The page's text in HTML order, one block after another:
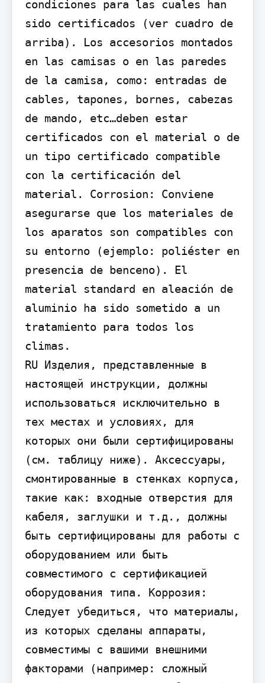
condiciones para las cuales han
sido certificados (ver cuadro de
arriba). Los accesorios montados
en las camisas o en las paredes
de la camisa, como: entradas de
cables, tapones, bornes, cabezas
de mando, etc…deben estar
certificados con el material o de
un tipo certificado compatible
con la certificación del
material. Corrosion: Conviene
asegurarse que los materiales de
los aparatos son compatibles con
su entorno (ejemplo: poliéster en
presencia de benceno). El
material standard en aleación de
aluminio ha sido sometido a un
tratamiento para todos los
climas.
RU Изделия, представленные в
настоящей инструкции, должны
использоваться исключительно в
тех местах и условиях, для
которых они были сертифицированы
(см. таблицу ниже). Аксессуары,
смонтированные в стенках корпуса,
такие как: входные отверстия для
кабеля, заглушки и т.д., должны
быть сертифицированы для работы с
оборудованием или быть
совместимого с сертификацией
оборудования типа. Кoppoзия:
Следует убедиться, что материалы,
из которых сделаны аппараты,
совместимы с вашими внешними
факторами (например: сложный